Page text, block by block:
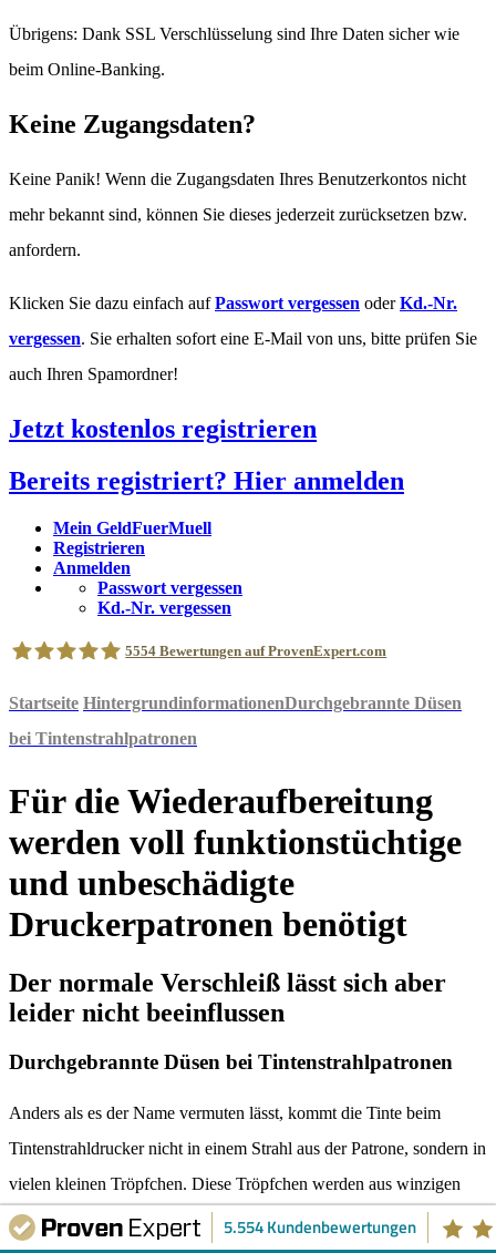
Übrigens: Dank SSL Verschlüsselung sind Ihre Daten sicher wie
beim Online-Banking.
Keine Zugangsdaten?
Keine Panik! Wenn die Zugangsdaten Ihres Benutzerkontos nicht
mehr bekannt sind, können Sie dieses jederzeit zurücksetzen bzw.
anfordern.
Klicken Sie dazu einfach aufPasswort vergessen oderKd.-Nr.
vergessen. Sie erhalten sofort eine E-Mail von uns, bitte prüfen Sie
auch Ihren Spamordner!
Jetzt kostenlos registrieren
Bereits registriert? Hier anmelden
Mein GeldFuerMuell
Registrieren
Anmelden
Passwort vergessen
Kd.-Nr. vergessen
geldfuermuell GmbH
5554 Bewertungen auf ProvenExpert.com
Startseite HintergrundinformationenDurchgebrannte Düsen
bei Tintenstrahlpatronen
Für die Wiederaufbereitung
werden voll funktionstüchtige
und unbeschädigte
Druckerpatronen benötigt
Der normale Verschleiß lässt sich aber
leider nicht beeinflussen
Durchgebrannte Düsen bei Tintenstrahlpatronen
Anders als es der Name vermuten lässt, kommt die Tinte beim
Tintenstrahldrucker nicht in einem Strahl aus der Patrone, sondern in
vielen kleinen Tröpfchen. Diese Tröpfchen werden aus winzigen
runden Düsen verschossen, von denen sich mehrere hundert in der
5.554 Kundenbewertungen